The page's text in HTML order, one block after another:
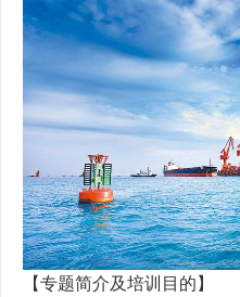
【专题简介及培训目的】